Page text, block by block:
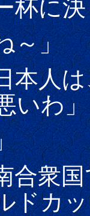
に決
～」
人は
いわ」
衆国
ドカ